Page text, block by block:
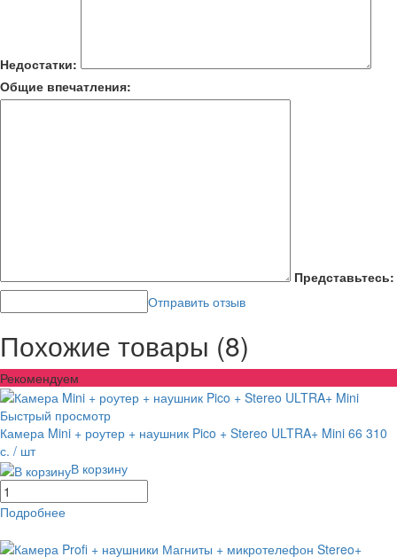
Недостатки:
Общие впечатления:
Представьтесь:
Отправить отзыв
Похожие товары (8)
Рекомендуем
Быстрый просмотр
Камера Mini + роутер + наушник Pico + Stereo ULTRA+ Mini 66 310
с. / шт
В корзину
Подробнее